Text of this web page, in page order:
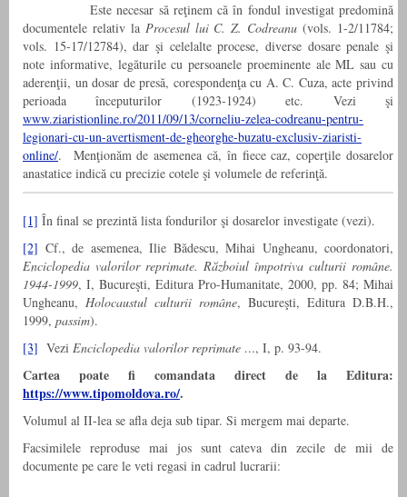
Este necesar să reţinem că în fondul investigat predomină
documentele relativ la Procesul lui C. Z. Codreanu(vols. 1-2/11784;
vols. 15-17/12784), dar şi celelalte procese, diverse dosare penale şi
note informative, legăturile cu persoanele proeminente ale ML sau cu
aderenţii, un dosar de presă, corespondenţa cu A. C. Cuza, acte privind
perioada începuturilor (1923-1924) etc. Vezi şi
www.ziaristionline.ro/2011/09/13/corneliu-zelea-codreanu-pentru-
legionari-cu-un-avertisment-de-gheorghe-buzatu-exclusiv-ziaristi-
online/. Menţionăm de asemenea că, în fiece caz, coperţile dosarelor
anastatice indică cu precizie cotele şi volumele de referinţă.
[1] În final se prezintă lista fondurilor şi dosarelor investigate (vezi).
[2] Cf., de asemenea, Ilie Bădescu, Mihai Ungheanu, coordonatori,
Enciclopedia valorilor reprimate. Războiul împotriva culturii române.
1944-1999, I, Bucureşti, Editura Pro-Humanitate, 2000, pp. 84; Mihai
Ungheanu, Holocaustul culturii române, Bucureşti, Editura D.B.H.,
1999, passim).
[3] Vezi Enciclopedia valorilor reprimate …, I, p. 93-94.
Cartea poate fi comandata direct de la Editura:
https://www.tipomoldova.ro/.
Volumul al II-lea se afla deja sub tipar. Si mergem mai departe.
Facsimilele reproduse mai jos sunt cateva din zecile de mii de
documente pe care le veti regasi in cadrul lucrarii: